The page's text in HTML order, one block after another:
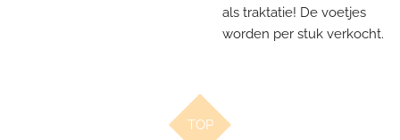
als traktatie! De voetjes
worden per stuk verkocht.
TOP